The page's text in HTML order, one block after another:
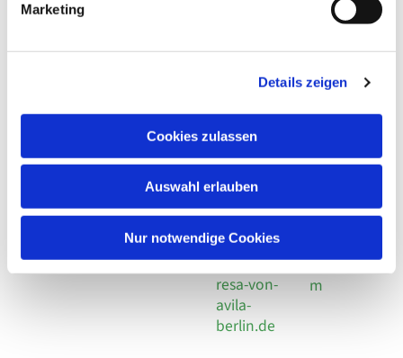
Marketing
Details zeigen
Cookies zulassen
Auswahl erlauben
Nur notwendige Cookies
Adresse
Kirchengemeinde Pfarrei
Hl. Theresa von Avila Berlin
Leitender Pfarrer - Norbert
Behaimstr. 39
Kont
Telefon
+49 30
924 64 28
Fax +49
30 924 54
18
E-Mail
info@the
resa-von-
avila-
berlin.de
Links
Datensch
utz
Social
Impressu
m